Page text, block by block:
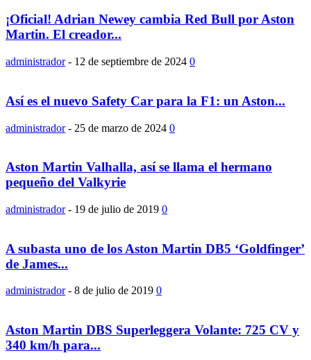
¡Oficial! Adrian Newey cambia Red Bull por Aston
Martin. El creador...
administrador - 12 de septiembre de 2024 0
Así es el nuevo Safety Car para la F1: un Aston...
administrador - 25 de marzo de 2024 0
Aston Martin Valhalla, así se llama el hermano
pequeño del Valkyrie
administrador - 19 de julio de 2019 0
A subasta uno de los Aston Martin DB5 ‘Goldfinger’
de James...
administrador - 8 de julio de 2019 0
Aston Martin DBS Superleggera Volante: 725 CV y
340 km/h para...